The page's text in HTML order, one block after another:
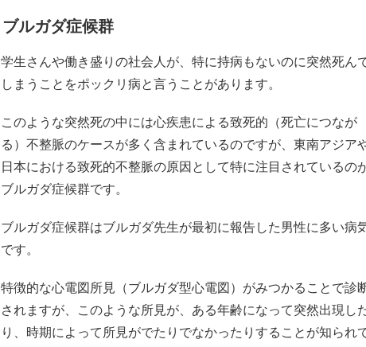
ブルガダ症候群
学生さんや働き盛りの社会人が、特に持病もないのに突然死ん
しまうことをポックリ病と言うことがあります。
このような突然死の中には心疾患による致死的（死亡につなが
る）不整脈のケースが多く含まれているのですが、東南アジア
日本における致死的不整脈の原因として特に注目されているの
ブルガダ症候群です。
ブルガダ症候群はブルガダ先生が最初に報告した男性に多い病
です。
特徴的な心電図所見（ブルガダ型心電図）がみつかることで診
されますが、このような所見が、ある年齢になって突然出現し
り、時期によって所見がでたりでなかったりすることが知られ